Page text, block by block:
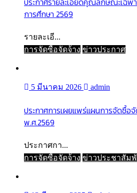
การศึกษา 2569
รายละเอี...
การจัดซื้อจัดจ้าง ข่าวประกาศ
5 มีนาคม 2026 admin
ประกาศการเผยแพร่แผนการจัดซื้อ
พ.ศ.2569
ประกาศกา...
การจัดซื้อจัดจ้าง ข่าวประชาสัม